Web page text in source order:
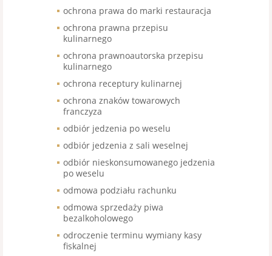
ochrona prawa do marki restauracja
ochrona prawna przepisu
kulinarnego
ochrona prawnoautorska przepisu
kulinarnego
ochrona receptury kulinarnej
ochrona znaków towarowych
franczyza
odbiór jedzenia po weselu
odbiór jedzenia z sali weselnej
odbiór nieskonsumowanego jedzenia
po weselu
odmowa podziału rachunku
odmowa sprzedaży piwa
bezalkoholowego
odroczenie terminu wymiany kasy
fiskalnej